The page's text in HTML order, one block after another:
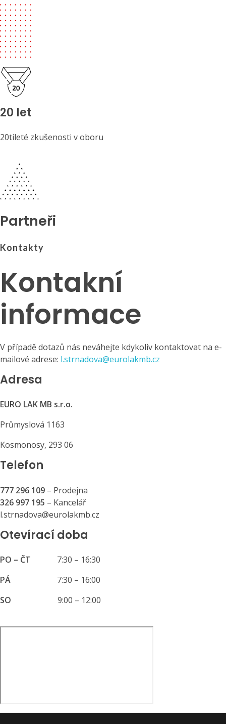
20 let
20tileté zkušenosti v oboru
Partneři
Kontakty
Kontakní
informace
V případě dotazů nás neváhejte kdykoliv kontaktovat na e-
mailové adrese: l.strnadova@eurolakmb.cz
Adresa
EURO LAK MB s.r.o.
Průmyslová 1163
Kosmonosy, 293 06
Telefon
777 296 109 – Prodejna
326 997 195 – Kancelář
l.strnadova@eurolakmb.cz
Otevírací doba
PO – ČT 7:30 – 16:30
PÁ
7:30 – 16:00
SO 9:00 – 12:00